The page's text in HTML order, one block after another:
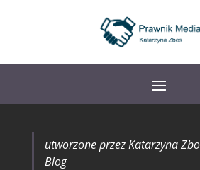
utworzone przezKatarzyna
Blog